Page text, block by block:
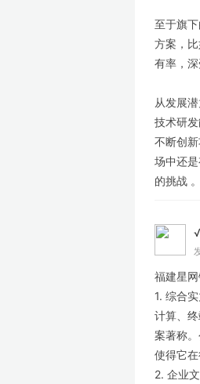
至于旗
方案，
有率，深
从发展
技术研
不断创
场中还
的挑战
福建星
1. 综合
计算、
案著称
使得它
2. 企业